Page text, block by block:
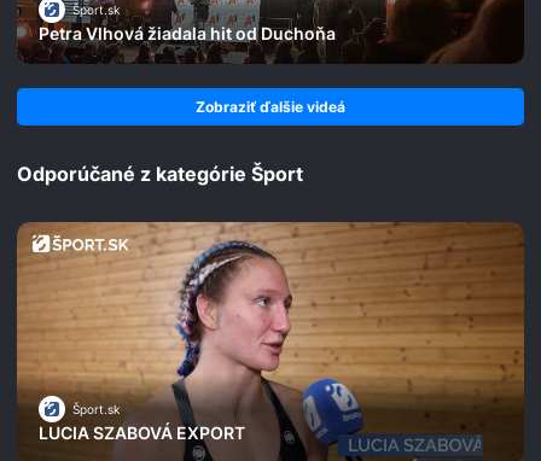
Šport.sk
Petra Vlhová žiadala hit od Duchoňa
Zobraziť ďalšie videá
Odporúčané z kategórie Šport
Šport.sk
LUCIA SZABOVÁ EXPORT